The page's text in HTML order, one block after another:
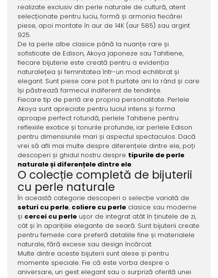
realizate exclusiv din perle naturale de cultură, atent
selecționate pentru luciu, formă și armonia fiecărei
piese, apoi montate în aur de 14K (aur 585) sau argint
925.
De la perle albe clasice până la nuanțe rare și
sofisticate de Edison, Akoya japoneze sau Tahitiene,
fiecare bijuterie este creată pentru a evidenția
naturalețea și feminitatea într-un mod echilibrat și
elegant. Sunt piese care pot fi purtate ani la rând și care
își păstrează farmecul indiferent de tendințe.
Fiecare tip de perlă are propria personalitate. Perlele
Akoya sunt apreciate pentru luciul intens și forma
aproape perfect rotundă, perlele Tahitiene pentru
reflexiile exotice și tonurile profunde, iar perlele Edison
pentru dimensiunile mari și aspectul spectaculos. Dacă
vrei să afli mai multe despre diferențele dintre ele, poți
descoperi și ghidul nostru despre tipurile de perle
naturale și diferențele dintre ele.
O colecție completă de bijuterii
cu perle naturale
În această categorie descoperi o selecție variată de
seturi cu perle, coliere cu perleclasice sau moderne
și cercei cu perleușor de integrat atât în ținutele de zi,
cât și în aparițiile elegante de seară. Sunt bijuterii create
pentru femeile care preferă detaliile fine și materialele
naturale, fără excese sau design încărcat.
Multe dintre aceste bijuterii sunt alese și pentru
momente speciale. Fie că este vorba despre o
aniversare, un gest elegant sau o surpriză oferită unei